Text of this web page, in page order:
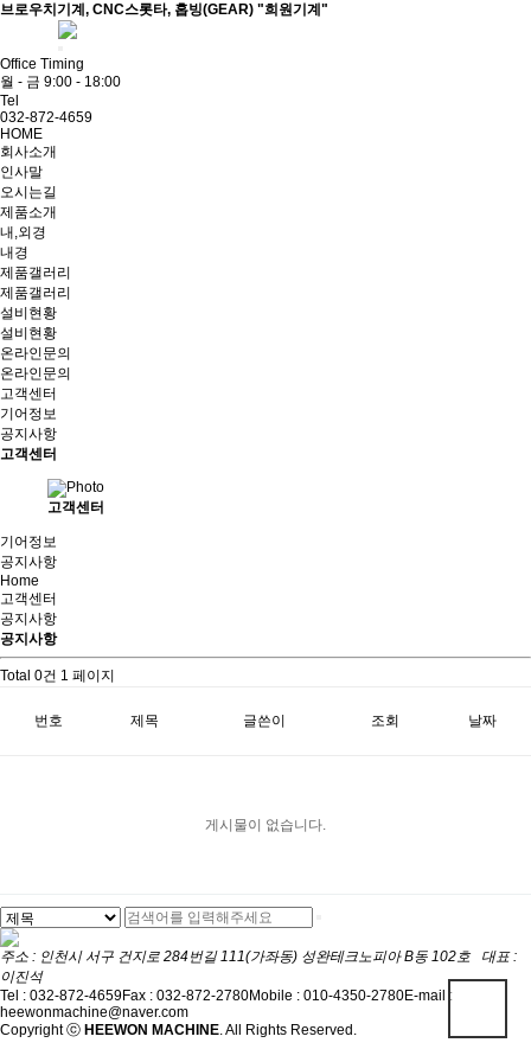
브로우치기계, CNC스롯타, 홉빙(GEAR) "희원기계"
Office Timing
월 - 금 9:00 - 18:00
Tel
032-872-4659
HOME
회사소개
인사말
오시는길
제품소개
내,외경
내경
제품갤러리
제품갤러리
설비현황
설비현황
온라인문의
온라인문의
고객센터
기어정보
공지사항
고객센터
고객센터
기어정보
공지사항
Home
고객센터
공지사항
공지사항
Total 0건 1 페이지
번호 제목 글쓴이 조회 날짜
게시물이 없습니다.
주소 : 인천시 서구 건지로 284번길 111(가좌동) 성완테크노피아 B동 102호 대표 :
이진석
Tel : 032-872-4659Fax : 032-872-2780Mobile : 010-4350-2780E-mail :
heewonmachine@naver.com
Copyright ⓒ HEEWON MACHINE. All Rights Reserved.